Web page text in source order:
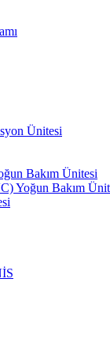
Ünitesi
Bakım Ünitesi
Yoğun Bakım